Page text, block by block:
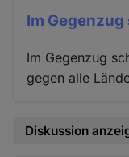
Im
Im Gegenzug
gegen alle
Diskussion